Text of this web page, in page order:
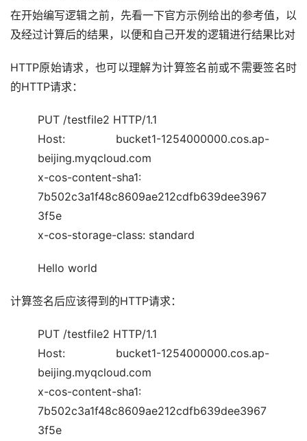
在开始编写逻辑之前，先看一下官方示例给出的参考值，以
及经过计算后的结果，以便和自己开发的逻辑进行结果比对
HTTP原始请求，也可以理解为计算签名前或不需要签名时
的HTTP请求：
PUT /testfile2 HTTP/1.1
Host: bucket1-1254000000.cos.ap-
beijing.myqcloud.com
x-cos-content-sha1:
7b502c3a1f48c8609ae212cdfb639dee3967
3f5e
x-cos-storage-class: standard
Hello world
计算签名后应该得到的HTTP请求：
PUT /testfile2 HTTP/1.1
Host: bucket1-1254000000.cos.ap-
beijing.myqcloud.com
x-cos-content-sha1:
7b502c3a1f48c8609ae212cdfb639dee3967
3f5e